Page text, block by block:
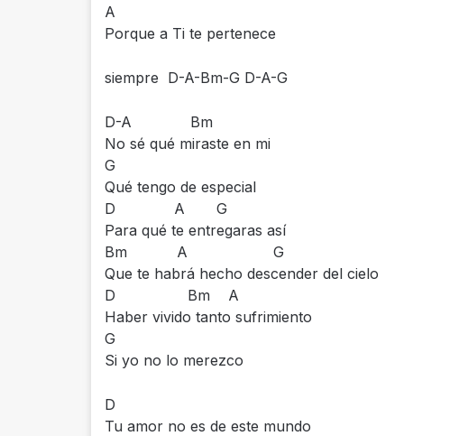
A
Porque a Ti te pertenece
siempre D-A-Bm-G D-A-G
D-A Bm
No sé qué miraste en mi
G
Qué tengo de especial
D A G
Para qué te entregaras así
Bm A G
Que te habrá hecho descender del cielo
D Bm A
Haber vivido tanto sufrimiento
G
Si yo no lo merezco
D
Tu amor no es de este mundo